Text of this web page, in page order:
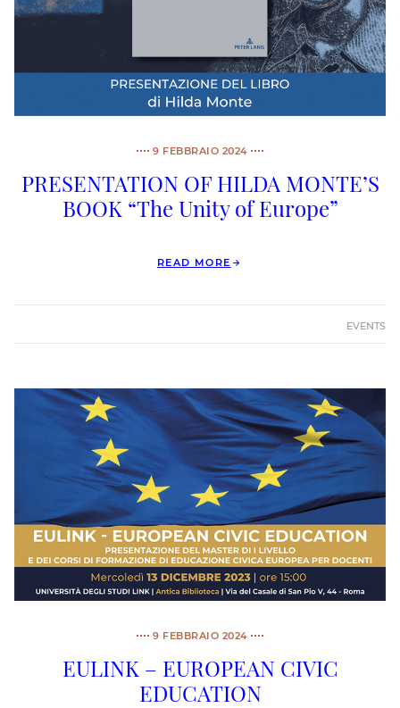
9 FEBBRAIO 2024
PRESENTATION OF HILDA MONTE’S
BOOK “The Unity of Europe”
READ MORE
EVENTS
9 FEBBRAIO 2024
EULINK – EUROPEAN CIVIC
EDUCATION